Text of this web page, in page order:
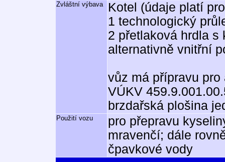
Zvláštní výbava
Kotel (údaje platí
1 technologický
2 přetlaková hrdla s
alternativně vnitřní
vůz má přípravu
VÚKV
brzdařská plošina
Použití vozu
pro přepravu
mravenčí; dále
čpavkové vody